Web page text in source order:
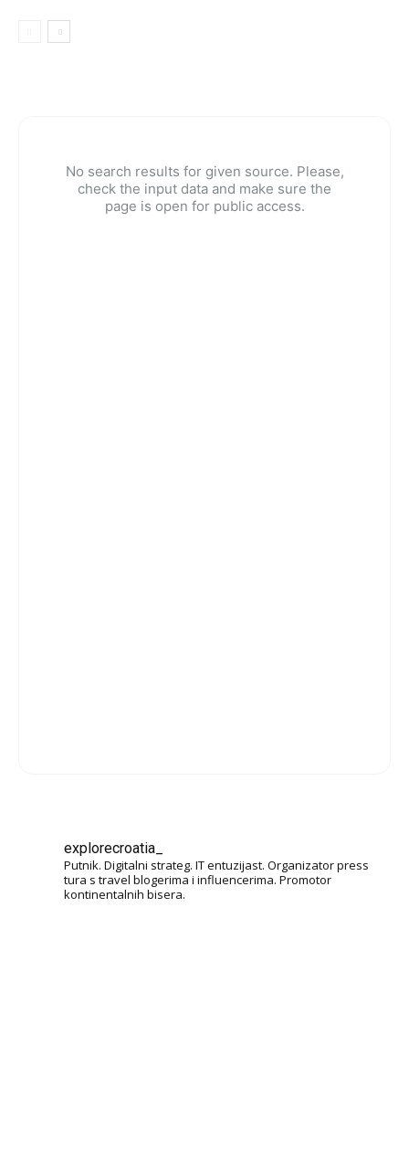
No search results for given source. Please,
check the input data and make sure the
page is open for public access.
explorecroatia_
Putnik. Digitalni strateg. IT entuzijast. Organizator press
tura s travel blogerima i influencerima. Promotor
kontinentalnih bisera.